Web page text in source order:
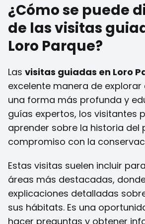
¿Cómo se puede
de las visitas
Loro Parque?
Las visitas guiadas en Loro
excelente manera de explorar
una forma más profunda y
guías expertos, los visitantes
aprender sobre la historia del
compromiso con la
Estas visitas suelen incluir
áreas más destacadas,
explicaciones detalladas
sus hábitats. Es una
hacer preguntas y obtener